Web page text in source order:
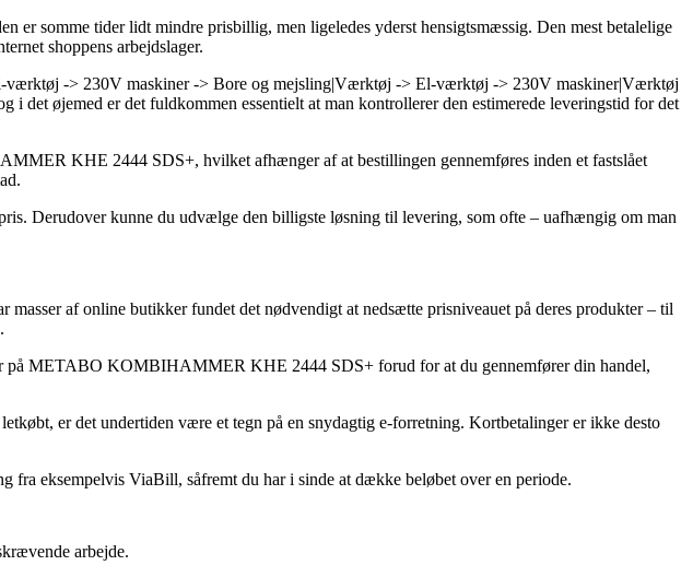
er somme tider lidt mindre prisbillig, men ligeledes yderst hensigtsmæssig. Den mest betalelige
shoppens arbejdslager.
-> 230V maskiner -> Bore og mejsling|Værktøj -> El-værktøj -> 230V maskiner|Værktøj
øjemed er det fuldkommen essentielt at man kontrollerer den estimerede leveringstid for det
KHE 2444 SDS+, hvilket afhænger af at bestillingen gennemføres inden et fastslået
Derudover kunne du udvælge den billigste løsning til levering, som ofte – uafhængig om man
af online butikker fundet det nødvendigt at nedsætte prisniveauet på deres produkter – til
på METABO KOMBIHAMMER KHE 2444 SDS+ forud for at du gennemfører din handel,
er det undertiden være et tegn på en snydagtig e-forretning. Kortbetalinger er ikke desto
fra eksempelvis ViaBill, såfremt du har i sinde at dække beløbet over en periode.
arbejde.